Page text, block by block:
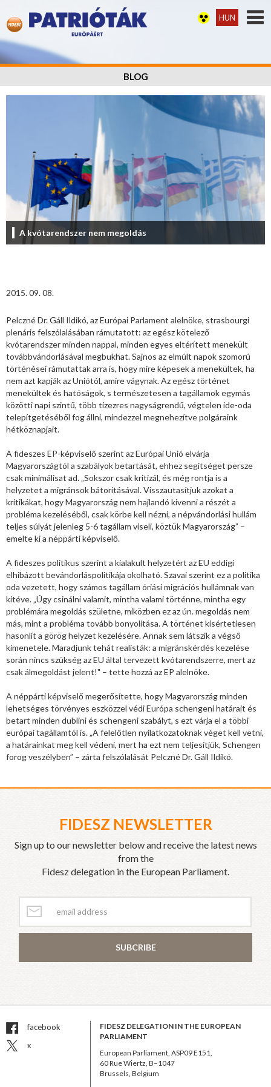
HUN
BLOG
A kvótarendszer nem megoldás
2015. 09. 08.
Pelczné Dr. Gáll Ildikó, az Európai Parlament alelnöke, strasbourgi
plenáris felszólalásában rámutatott: az egész kötelező
kvótarendszer minden nappal, minden egyes eltérített menekült
továbbvándorlásával megbukhat. Sajnos az elmúlt napok szomorú
történései rámutattak arra is, hogy mire képesek a menekültek, ha
nem azt kapják az Uniótól, amire vágynak. Az egész történet
menekültek és hatóságok, s természetesen a tagállamok egymás
közötti napi szintű, több tízezres nagyságrendű, végtelen ide-oda
telepítgetéséből fog állni, mindezzel megnehezítve polgáraink
hétköznapjait.
A fideszes EP-képviselő szerint az Európai Unió elvárja
Magyarországtól a szabályok betartását, ehhez segítséget persze
csak minimálisat ad. „Sokszor csak kritizál, és még rontja is a
helyzetet a migránsok bátorításával. Visszautasítjuk azokat a
kritikákat, hogy Magyarország nem hajlandó kivenni a részét a
probléma kezeléséből, csak körbe kell nézni, a népvándorlási hullám
teljes súlyát jelenleg 5-6 tagállam viseli, köztük Magyarország” –
emelte ki a néppárti képviselő.
A fideszes politikus szerint a kialakult helyzetért az EU eddigi
elhibázott bevándorláspolitikája okolható. Szavai szerint ez a politika
oda vezetett, hogy számos tagállam óriási migrációs hullámnak van
kitéve. „Úgy csinálni valamit, mintha valami történne, mintha egy
problémára megoldás születne, miközben ez az ún. megoldás nem
más, mint a probléma tovább bonyolítása. A történet kísértetiesen
hasonlít a görög helyzet kezelésére. Annak sem látszik a végső
kimenetele. Maradjunk tehát realisták: a migránskérdés kezelése
során nincs szükség az EU által tervezett kvótarendszerre, mert az
csak álmegoldást jelent!" – tette hozzá az EP alelnöke.
A néppárti képviselő megerősítette, hogy Magyarország minden
lehetséges törvényes eszközzel védi Európa schengeni határait és
betart minden dublini és schengeni szabályt, s ezt várja el a többi
európai tagállamtól is. „A felelőtlen nyilatkozatoknak véget kell vetni,
a határainkat meg kell védeni, mert ha ezt nem teljesítjük, Schengen
forog veszélyben” – zárta felszólalását Pelczné Dr. Gáll Ildikó.
FIDESZ NEWSLETTER
Sign up to our newsletter below and receive the latest news
from the
Fidesz delegation in the European Parliament.
SUBCRIBE
facebook
x
FIDESZ DELEGATION IN THE EUROPEAN
PARLIAMENT
European Parliament, ASP09 E151,
60 Rue Wiertz, B–1047
Brussels, Belgium